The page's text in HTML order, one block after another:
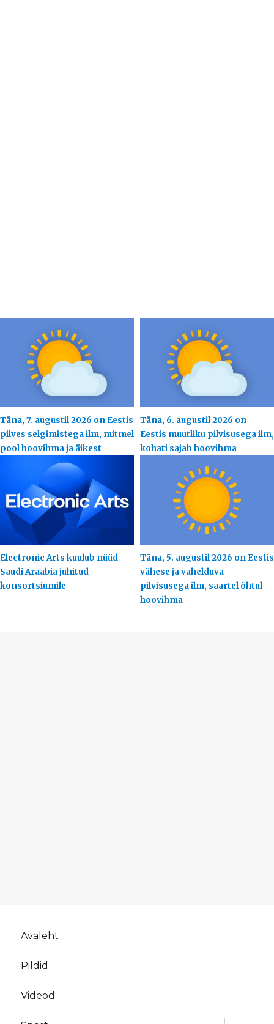
Täna, 7. augustil 2026 on Eestis
pilves selgimistega ilm, mitmel
pool hoovihma ja äikest
Täna, 6. augustil 2026 on
Eestis muutliku pilvisusega ilm,
kohati sajab hoovihma
Electronic Arts kuulub nüüd
Saudi Araabia juhitud
konsortsiumile
Täna, 5. augustil 2026 on Eestis
vähese ja vahelduva
pilvisusega ilm, saartel õhtul
hoovihma
Avaleht
Pildid
Videod